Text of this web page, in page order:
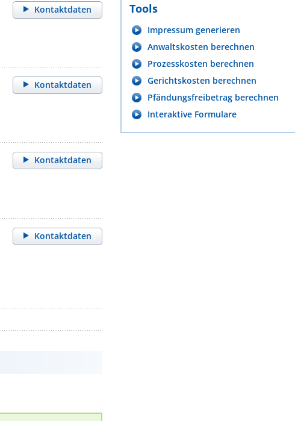
Kontaktdaten
Kontaktdaten
Kontaktdaten
Kontaktdaten
Tools
Impressum generieren
Anwaltskosten berechnen
Prozesskosten berechnen
Gerichtskosten berechnen
Pfändungsfreibetrag berechnen
Interaktive Formulare